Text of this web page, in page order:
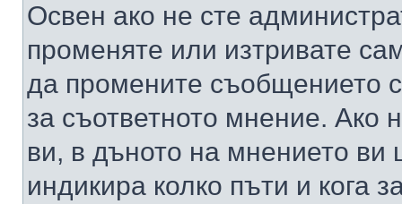
Освен ако не сте
променяте или изтривате
да промените съобщението
за съответното мнение. Ако
ви, в дъното на мнението ви
индикира колко пъти и кога